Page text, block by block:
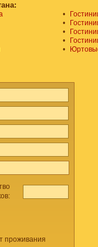
•
•
•
•
•
проживания